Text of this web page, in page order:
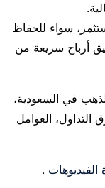
سواء للحفاظ
أرباح سريعة من
في السعودية،
التداول، العوامل
.